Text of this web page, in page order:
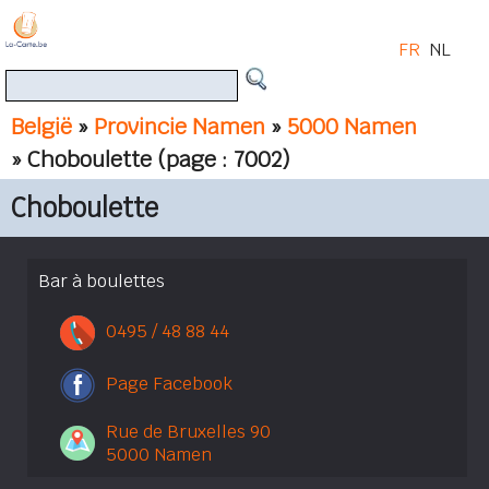
België » Provincie Namen » 5000 Namen
» Choboulette (page : 7002)
FR NL
Choboulette
Bar à boulettes
0495 / 48 88 44
Page Facebook
Rue de Bruxelles 90
5000 Namen